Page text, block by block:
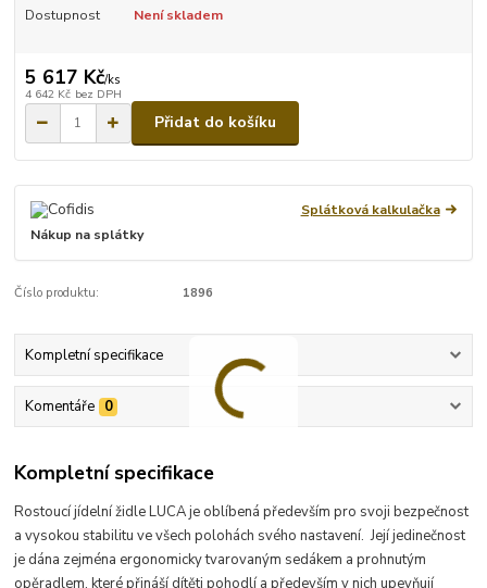
Dostupnost Není skladem
5 617 Kč/ks
4 642 Kč bez DPH
Přidat do košíku
Splátková kalkulačka
Nákup na splátky
Číslo produktu: 1896
Kompletní specifikace
Komentáře 0
Kompletní specifikace
Rostoucí jídelní židle LUCA je oblíbená především pro svoji bezpečnost
a vysokou stabilitu ve všech polohách svého nastavení. Její jedinečnost
je dána zejména ergonomicky tvarovaným sedákem a prohnutým
opěradlem, které přináší dítěti pohodlí a především v nich upevňují